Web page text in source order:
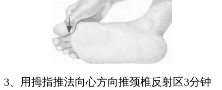
3、用拇指推法向心方向推颈椎反射区3分钟